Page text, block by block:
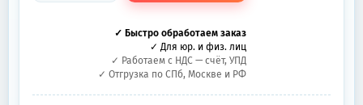
✓ Быстро обработаем заказ
✓ Для юр. и физ. лиц
✓ Работаем с НДС — счёт, УПД
✓ Отгрузка по СПб, Москве и РФ